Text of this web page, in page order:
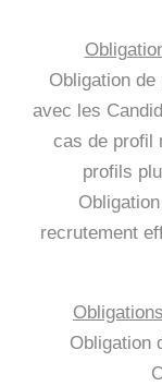
Obligation
avec les
cas de profil
profils
recrutement
Obligation